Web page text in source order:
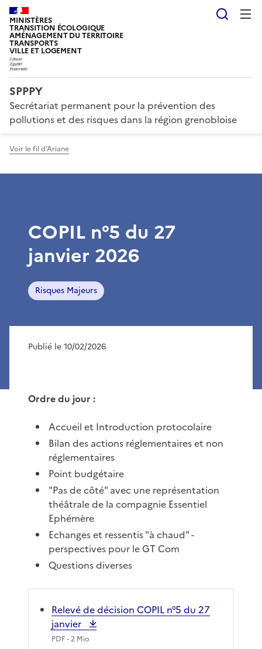
MINISTÈRES
TRANSITION ÉCOLOGIQUE
AMÉNAGEMENT DU TERRITOIRE
TRANSPORTS
VILLE ET LOGEMENT
SPPPY
Secrétariat permanent pour la prévention des
pollutions et des risques dans la région grenobloise
Voir le fil d'Ariane
COPIL n°5 du 27
janvier 2026
Risques Majeurs
Publié le 10/02/2026
Ordre du jour :
Accueil et Introduction protocolaire
Bilan des actions réglementaires et non
réglementaires
Point budgétaire
"Pas de côté" avec une représentation
théâtrale de la compagnie Essentiel
Ephémère
Echanges et ressentis "à chaud" -
perspectives pour le GT Com
Questions diverses
Relevé de décision COPIL n°5 du 27
janvier
PDF- 2 Mio